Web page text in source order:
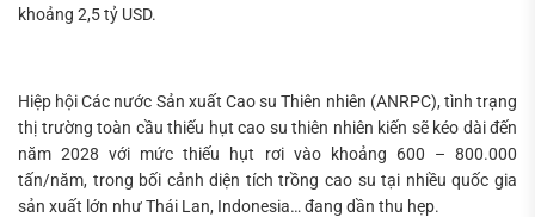
khoảng 2,5 tỷ USD.
Hiệp hội Các nước Sản xuất Cao su Thiên nhiên (ANRPC), tình trạng
thị trường toàn cầu thiếu hụt cao su thiên nhiên kiến sẽ kéo dài đến
năm 2028 với mức thiếu hụt rơi vào khoảng 600 – 800.000
tấn/năm, trong bối cảnh diện tích trồng cao su tại nhiều quốc gia
sản xuất lớn như Thái Lan, Indonesia… đang dần thu hẹp.